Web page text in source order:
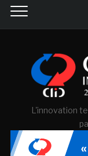
L'innovation